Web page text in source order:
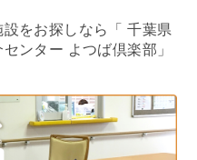
をお探しなら
「 千葉県
ンター よつば倶楽部」